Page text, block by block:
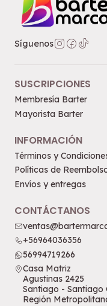
Síguenos
SUSCRIPCIONES
Membresía Barter
Mayorista Barter
INFORMACIÓN
Términos y
Políticas de
Envíos y entregas
CONTÁCTANOS
+56964036356
56994719266
Casa Matriz
Agustinas 2425
Santiago - Santiago
Región